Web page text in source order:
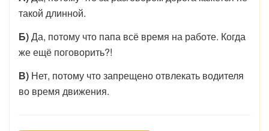
такой длинной.
Б)Да, потому что папа всё время на работе. Когда
же ещё поговорить?!
В) Нет, потому что запрещено отвлекать водителя
во время движения.